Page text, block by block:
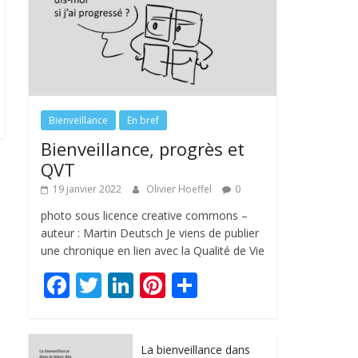
Bienveillance En bref
Bienveillance, progrès et
QVT
19 janvier 2022 Olivier Hoeffel 0
photo sous licence creative commons –
auteur : Martin Deutsch Je viens de publier
une chronique en lien avec la Qualité de Vie
F
e
T
itt
Li Pi
La bienveillance dans